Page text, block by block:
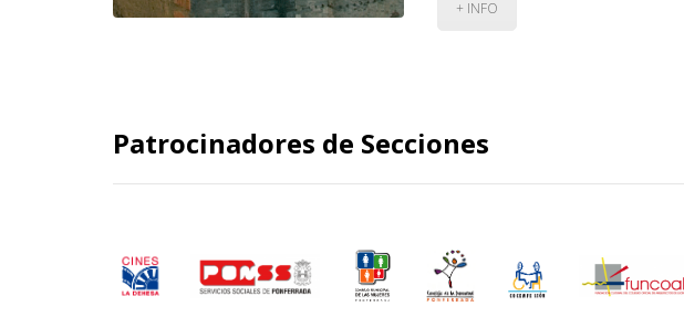
+ INFO
Patrocinadores de Secciones